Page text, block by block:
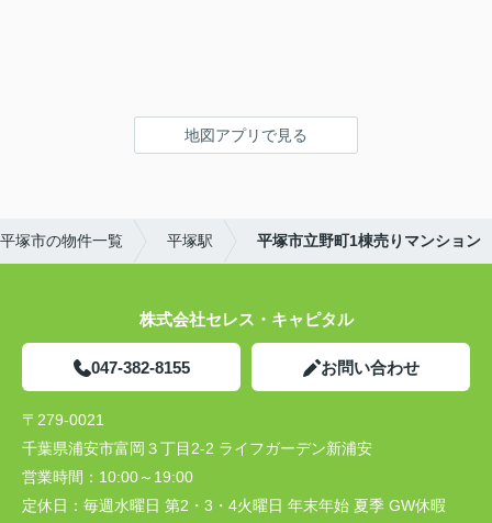
地図アプリで見る
平塚市の物件一覧 平塚駅 平塚市立野町1棟売りマンション
株式会社セレス・キャピタル
047-382-8155 お問い合わせ
〒279-0021
千葉県浦安市富岡３丁目2-2 ライフガーデン新浦安
営業時間： 10:00～19:00
定休日： 毎週水曜日 第2・3・4火曜日 年末年始 夏季 GW休暇